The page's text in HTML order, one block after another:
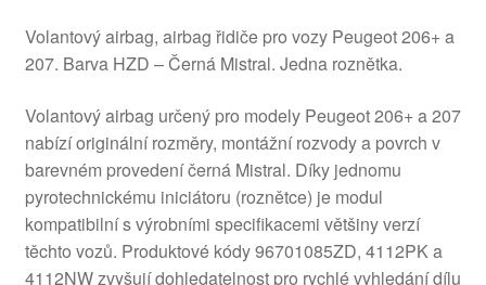
Volantový airbag, airbag řidiče pro vozy Peugeot 206+ a
207. Barva HZD – Černá Mistral. Jedna roznětka.
Volantový airbag určený pro modely Peugeot 206+ a 207
nabízí originální rozměry, montážní rozvody a povrch v
barevném provedení černá Mistral. Díky jednomu
pyrotechnickému iniciátoru (roznětce) je modul
kompatibilní s výrobními specifikacemi většiny verzí
těchto vozů. Produktové kódy 96701085ZD, 4112PK a
4112NW zvyšují dohledatelnost pro rychlé vyhledání dílu